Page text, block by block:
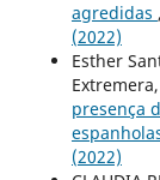
agredidas ,
(2022)
Esther
presença
(2022)